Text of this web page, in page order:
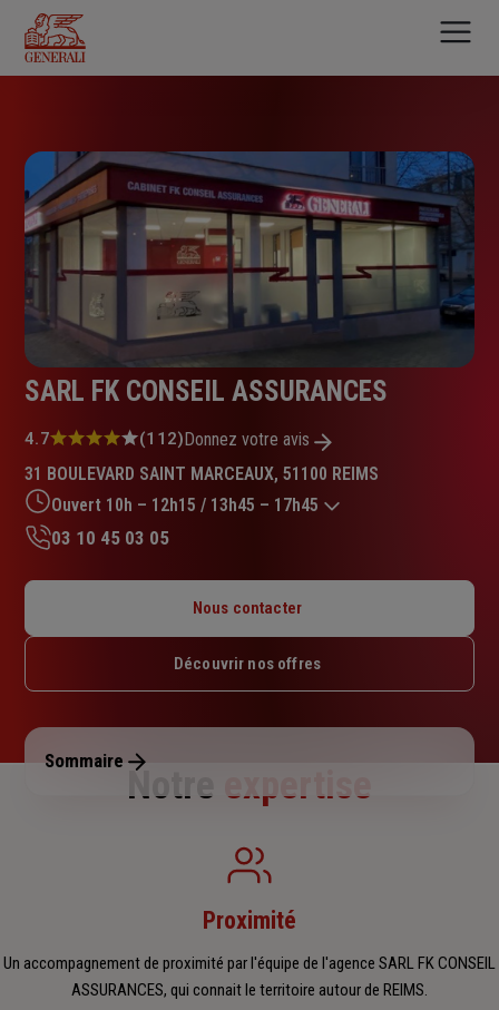
contenu
principal
SARL FK CONSEIL ASSURANCES
Note
4.7
sur
5
étoiles
4.7 (112)Donnez votre avis
31 BOULEVARD SAINT MARCEAUX, 51100 REIMS
Ouvert 10h – 12h15 / 13h45 – 17h45
Mardi : 09h – 12h15 / 13h45 – 17h45
Jeudi : 09h – 12h15 / 13h45 – 17h45
Dimanche : Fermé
03 10 45 03 05
Nous contacter
Découvrir nos offres
Sommaire
Notre expertise
Proximité
Un accompagnement de proximité par l'équipe de l'agence SARL FK CONSEIL
ASSURANCES, qui connait le territoire autour de REIMS.